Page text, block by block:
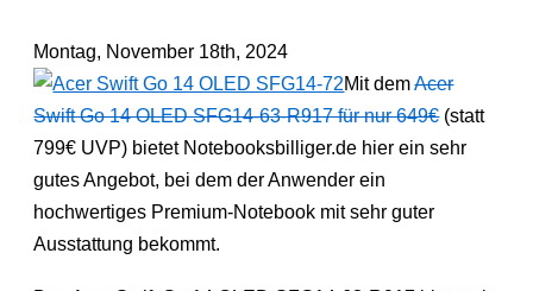
Montag, November 18th, 2024
Mit demAcer
Swift Go 14 OLED SFG14-63-R917 für nur 649€(statt
799€ UVP) bietet Notebooksbilliger.de hier ein sehr
gutes Angebot, bei dem der Anwender ein
hochwertiges Premium-Notebook mit sehr guter
Ausstattung bekommt.